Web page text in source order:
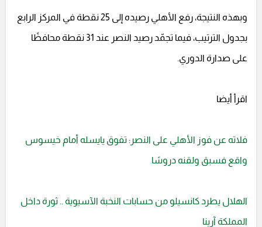
وبهذه النتيجة، رفع الأهلي رصيده إلى 25 نقطة في المركز الرابع
بجدول الترتيب، فيما تجمّد رصيد النصر عند 31 نقطة محافظًا
على صدارة الدوري.
اقرأ أيضا
فلاته عن فوز الأهلي على النصر: تفوق يايسله أمام خيسوس
واقع فسبق ولقنه دروسًا
الهلال يطرد كانسيلو من حسابات النخبة الآسيوية .. ثورة داخل
المملكة آرينا